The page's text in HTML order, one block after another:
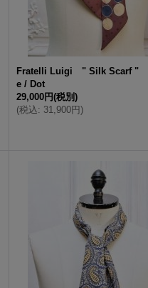
Fratelli Luigi " Silk Scarf "
e / Dot
29,000円(税別)
(税込: 31,900円)